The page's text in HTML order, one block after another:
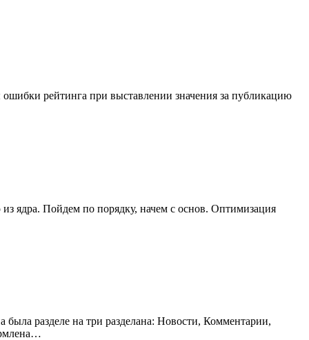
рейтинга при выставлении значения за публикацию
ядра. Пойдем по порядку, начем с основ. Оптимизация
разделе на три разделана: Новости, Комментарии,